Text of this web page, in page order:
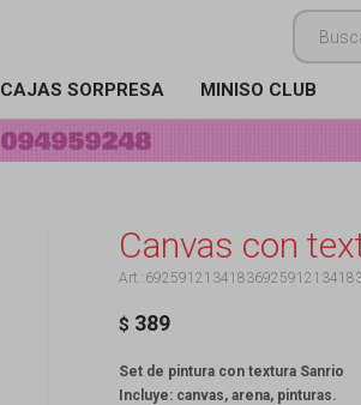
CAJAS SORPRESA MINISO CLUB
Canvas con
$ 389
Set de pintura con textura Sanrio
Incluye: canvas, arena, pinturas.